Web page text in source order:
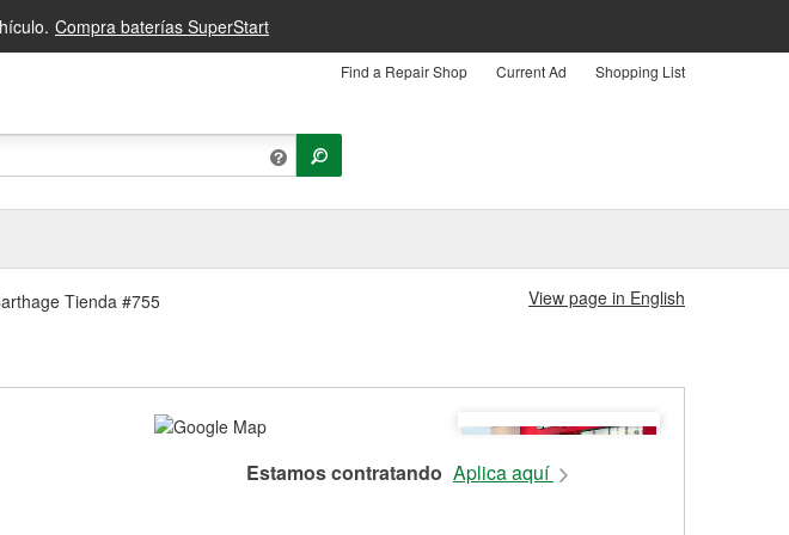
Compra baterías SuperStart
Find a Repair Shop Current Ad Shopping List
Tienda #755 View page in English
Estamos contratando Aplica aquí